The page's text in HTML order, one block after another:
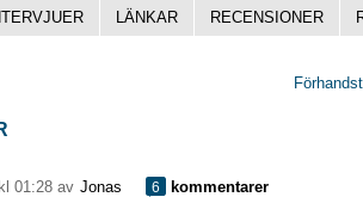
LÄNKAR RECENSIONER
01:28 av Jonas 6 kommentarer